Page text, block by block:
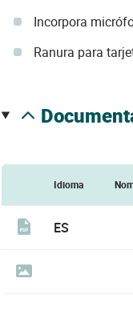
Incorpora
Ranura para
Idioma
ES